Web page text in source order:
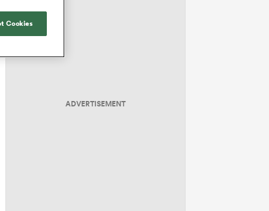
ADVERTISEMENT
Cookies